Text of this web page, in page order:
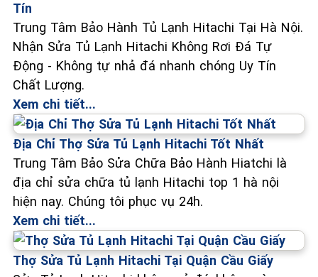
Tín
Trung Tâm Bảo Hành Tủ Lạnh Hitachi Tại Hà Nội.
Nhận Sửa Tủ Lạnh Hitachi Không Rơi Đá Tự
Động - Không tự nhả đá nhanh chóng Uy Tín
Chất Lượng.
Xem chi tiết...
Địa Chỉ Thợ Sửa Tủ Lạnh Hitachi Tốt Nhất
Trung Tâm Bảo Sửa Chữa Bảo Hành Hiatchi là
địa chỉ sửa chữa tủ lạnh Hitachi top 1 hà nội
hiện nay. Chúng tôi phục vụ 24h.
Xem chi tiết...
Thợ Sửa Tủ Lạnh Hitachi Tại Quận Cầu Giấy